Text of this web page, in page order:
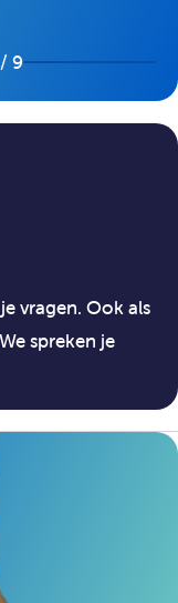
9
vragen. Ook als
spreken je